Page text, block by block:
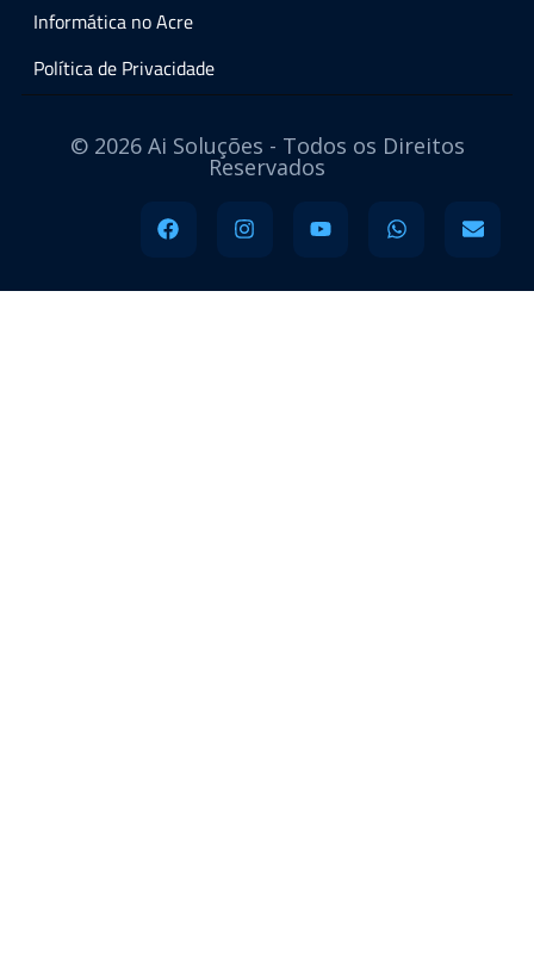
Informática no Acre
Política de Privacidade
© 2026 Ai Soluções - Todos os Direitos
Reservados